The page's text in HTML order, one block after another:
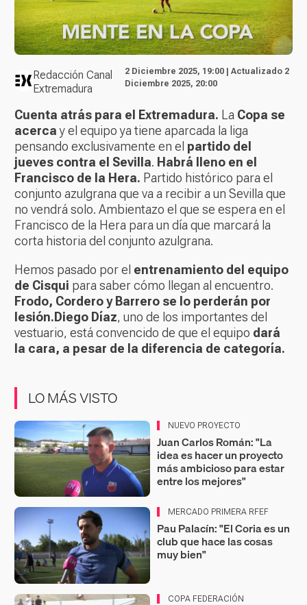
Redacción Canal
Extremadura
2 Diciembre 2025, 19:00 | Actualizado 2
Diciembre 2025, 20:00
Cuenta atrás para el Extremadura. La Copa se
acercay el equipo ya tiene aparcada la liga
pensando exclusivamente en el partido del
jueves contra el Sevilla. Habrá lleno en el
Francisco de la Hera. Partido histórico para el
conjunto azulgrana que va a recibir a un Sevilla que
no vendrá solo. Ambientazo el que se espera en el
Francisco de la Hera para un día que marcará la
corta historia del conjunto azulgrana.
Hemos pasado por el entrenamiento del equipo
de Cisqui para saber cómo llegan al encuentro.
Frodo, Cordero y Barrero se lo perderán por
lesión.Diego Díaz, uno de los importantes del
vestuario, está convencido de que el equipo dará
la cara, a pesar de la diferencia de categoría.
LO MÁS VISTO
NUEVO PROYECTO
Juan Carlos Román: "La
idea es hacer un proyecto
más ambicioso para estar
entre los mejores"
MERCADO PRIMERA RFEF
Pau Palacín: "El Coria es un
club que hace las cosas
muy bien"
COPA FEDERACIÓN